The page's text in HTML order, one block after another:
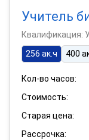
Учитель
Квалификация:
256 ак.ч
400
Кол-во часов:
Стоимость:
Старая цена:
Рассрочка: